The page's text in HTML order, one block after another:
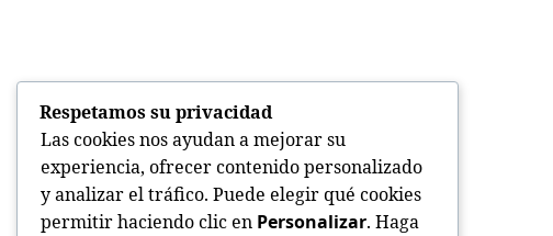
Respetamos su privacidad
Las cookies nos ayudan a mejorar su
experiencia, ofrecer contenido personalizado
y analizar el tráfico. Puede elegir qué cookies
permitir haciendo clic en Personalizar. Haga